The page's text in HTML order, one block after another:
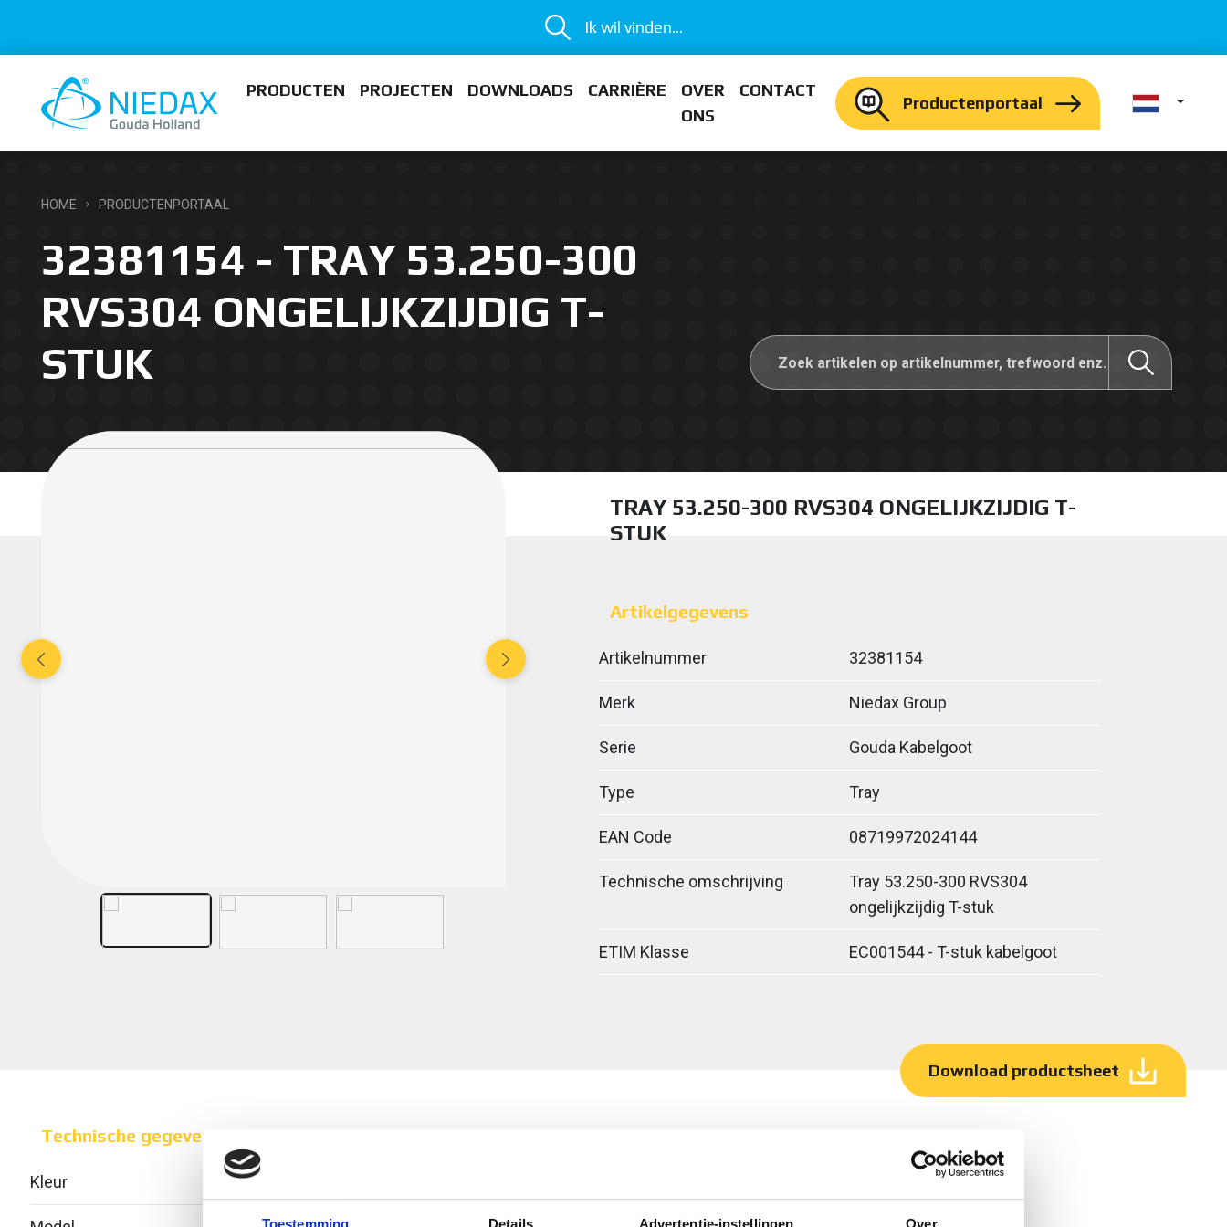
Ik wil vinden...
PRODUCTEN PROJECTEN DOWNLOADS CARRIÈRE
OVER
ONS
CONTACT
Productenportaal
HOME PRODUCTENPORTAAL
32381154 - TRAY 53.250-300
RVS304 ONGELIJKZIJDIG T-
STUK
TRAY 53.250-300 RVS304 ONGELIJKZIJDIG T-
STUK
Artikelgegevens
Artikelnummer 32381154
Merk Niedax Group
Serie Gouda Kabelgoot
Type Tray
EAN Code 08719972024144
Technische omschrijving
Tray 53.250-300 RVS304
ongelijkzijdig T-stuk
ETIM Klasse EC001544 - T-stuk kabelgoot
Download productsheet
Technische gegevens
Kleur